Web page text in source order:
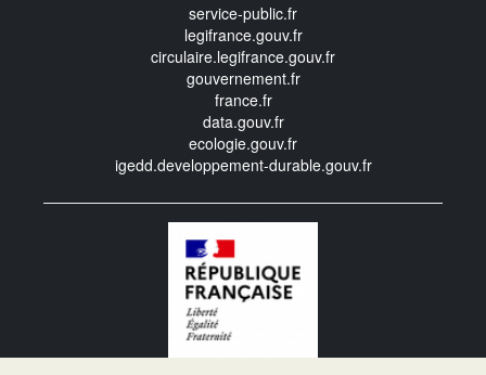
service-public.fr
legifrance.gouv.fr
circulaire.legifrance.gouv.fr
gouvernement.fr
france.fr
data.gouv.fr
ecologie.gouv.fr
igedd.developpement-durable.gouv.fr